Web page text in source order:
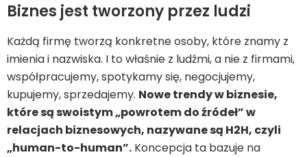
Biznes jest tworzony przez ludzi
Każdą firmę tworzą konkretne osoby, które znamy z
imienia i nazwiska. I to właśnie z ludźmi, a nie z firmami,
współpracujemy, spotykamy się, negocjujemy,
kupujemy, sprzedajemy. Nowe trendy w biznesie,
które są swoistym „powrotem do źródeł” w
relacjach biznesowych, nazywane są H2H, czyli
„human-to-human”. Koncepcja ta bazuje na